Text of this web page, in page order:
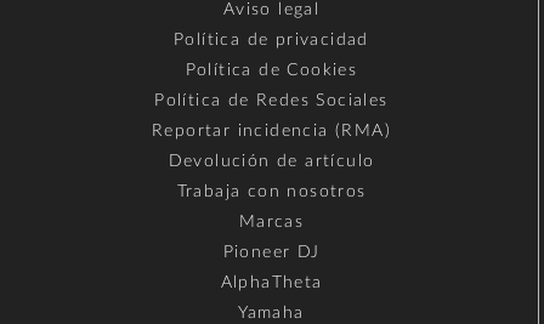
Aviso legal
Política de privacidad
Política de Cookies
Política de Redes Sociales
Reportar incidencia (RMA)
Devolución de artículo
Trabaja con nosotros
Marcas
Pioneer DJ
AlphaTheta
Yamaha